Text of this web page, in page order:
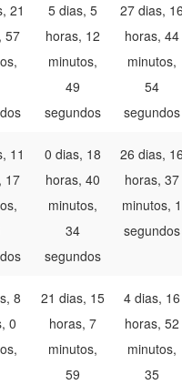
21
57
5 dias, 5
horas, 12
minutos,
49
segundos
27 dias, 16
horas, 44
minutos,
54
segundos
11
17
0 dias, 18
horas, 40
minutos,
34
segundos
26 dias, 16
horas, 37
minutos, 1
segundos
8
0
21 dias, 15
horas, 7
minutos,
59
4 dias, 16
horas, 52
minutos,
35